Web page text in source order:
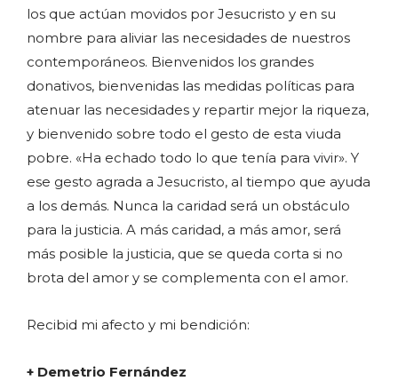
los que actúan movidos por Jesucristo y en su
nombre para aliviar las necesidades de nuestros
contemporáneos. Bienvenidos los grandes
donativos, bienvenidas las medidas políticas para
atenuar las necesidades y repartir mejor la riqueza,
y bienvenido sobre todo el gesto de esta viuda
pobre. «Ha echado todo lo que tenía para vivir». Y
ese gesto agrada a Jesucristo, al tiempo que ayuda
a los demás. Nunca la caridad será un obstáculo
para la justicia. A más caridad, a más amor, será
más posible la justicia, que se queda corta si no
brota del amor y se complementa con el amor.
Recibid mi afecto y mi bendición:
+ Demetrio Fernández